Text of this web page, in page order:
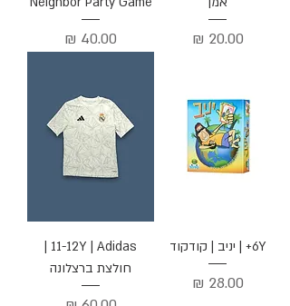
מחיר מחיר
6Y+ | יניב | קודקוד
מחיר
11-12Y | Adidas |
חולצת ברצלונה